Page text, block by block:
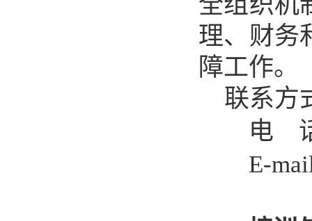
理、财务
障工作。
联系方
电
E-